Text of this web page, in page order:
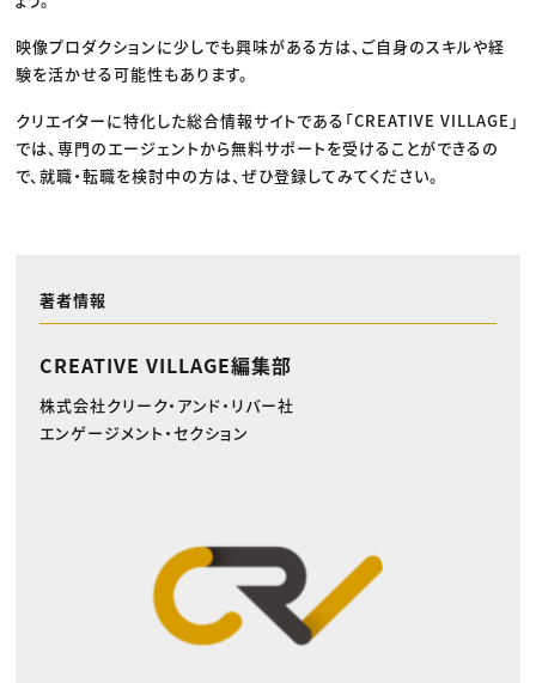
映像プロダクションに少しでも興味がある方は、ご自身のスキルや経
験を活かせる可能性もあります。
クリエイターに特化した総合情報サイトである「CREATIVE VILLAGE」
では、専門のエージェントから無料サポートを受けることができるの
で、就職・転職を検討中の方は、ぜひ登録してみてください。
著者情報
CREATIVE VILLAGE編集部
株式会社クリーク・アンド・リバー社
エンゲージメント・セクション